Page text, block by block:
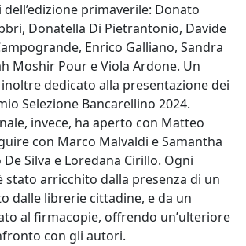
primaverile: Donato
Donatella Di Pietrantonio, Davide
Enrico Galliano, Sandra
Moshir Pour e Viola Ardone. Un
dedicato alla presentazione dei
Selezione Bancarellino 2024.
invece, ha aperto con Matteo
con Marco Malvaldi e Samantha
Silva e Loredana Cirillo. Ogni
stato arricchito dalla presenza di un
dalle librerie cittadine, e da un
al firmacopie, offrendo un’ulteriore
con gli autori.